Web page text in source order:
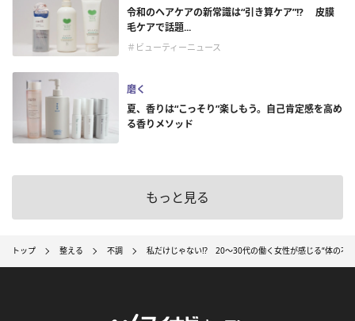
令和のヘアケアの新常識は“引き算ケア”!? 皮膜
毛ケアで話題...
＃ビューティーニュース
磨く
夏、香りは“こっそり”楽しもう。自己肯定感を高め
る香りメソッド
もっと見る
トップ 整える 不調 私だけじゃない⁉ 20～30代の働く女性が感じる“体の不